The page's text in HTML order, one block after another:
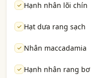
Hạnh nhân lõi chín
Hạt dưa rang sạch
Nhân maccadamia
Hạnh nhân rang bơ